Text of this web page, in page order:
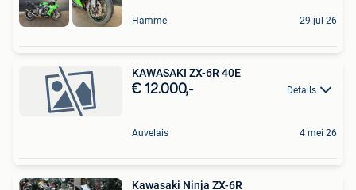
Hamme 29 jul 26
KAWASAKI ZX-6R 40E
€ 12.000,- Details
Auvelais 4 mei 26
Kawasaki Ninja ZX-6R